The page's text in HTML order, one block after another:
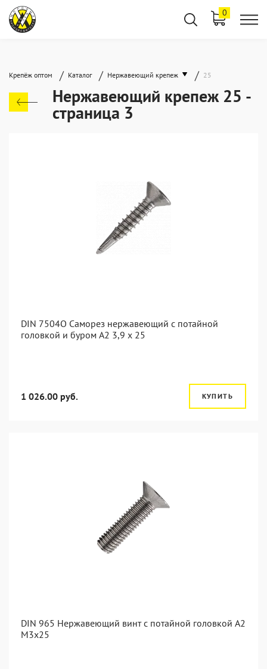
0
Крепёж оптом / Каталог / Нержавеющий крепеж / 25
Нержавеющий крепеж 25 -
страница 3
DIN 7504O Саморез нержавеющий с потайной
головкой и буром А2 3,9 x 25
1 026.00 руб. КУПИТЬ
DIN 965 Нержавеющий винт с потайной головкой А2
М3x25